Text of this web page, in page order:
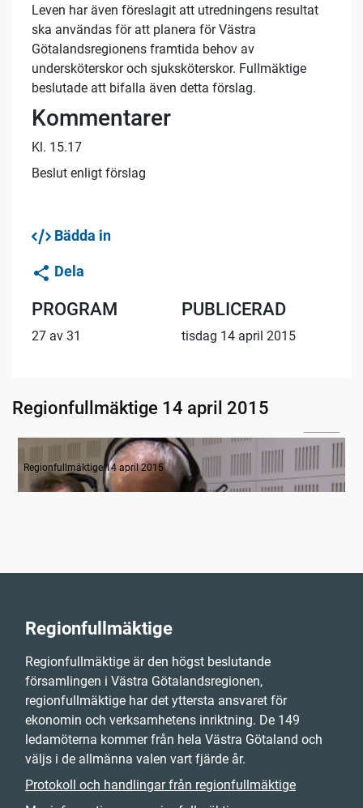
Leven har även föreslagit att utredningens resultat
ska användas för att planera för Västra
Götalandsregionens framtida behov av
undersköterskor och sjuksköterskor. Fullmäktige
beslutade att bifalla även detta förslag.
Kommentarer
Kl. 15.17
Beslut enligt förslag
Bädda in
Dela
PROGRAM
27 av 31
PUBLICERAD
tisdag 14 april 2015
Regionfullmäktige 14 april 2015
Radion informerar
Regionfullmäktige 14 april 2015
Regionfullmäktige
Regionfullmäktige är den högst beslutande
församlingen i Västra Götalandsregionen,
regionfullmäktige har det yttersta ansvaret för
ekonomin och verksamhetens inriktning. De 149
ledamöterna kommer från hela Västra Götaland och
väljs i de allmänna valen vart fjärde år.
Protokoll och handlingar från regionfullmäktige